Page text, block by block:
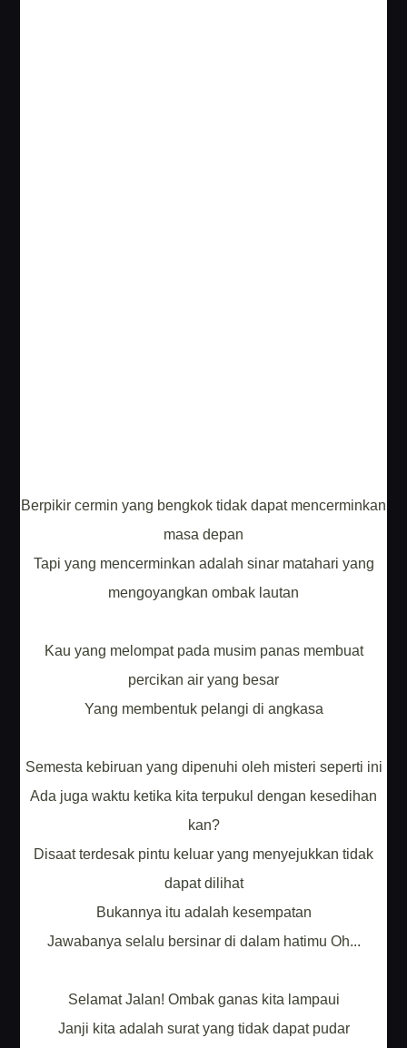
Berpikir cermin yang bengkok tidak dapat mencerminkan
masa depan
Tapi yang mencerminkan adalah sinar matahari yang
mengoyangkan ombak lautan
Kau yang melompat pada musim panas membuat
percikan air yang besar
Yang membentuk pelangi di angkasa
Semesta kebiruan yang dipenuhi oleh misteri seperti ini
Ada juga waktu ketika kita terpukul dengan kesedihan
kan?
Disaat terdesak pintu keluar yang menyejukkan tidak
dapat dilihat
Bukannya itu adalah kesempatan
Jawabanya selalu bersinar di dalam hatimu Oh...
Selamat Jalan! Ombak ganas kita lampaui
Janji kita adalah surat yang tidak dapat pudar